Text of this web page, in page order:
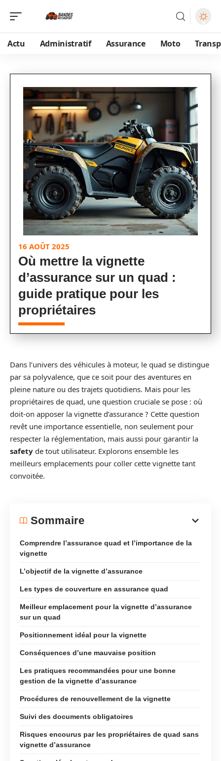
Actu Administratif Assurance Moto
16 AOÛT 2025
Où mettre la vignette
d’assurance sur un quad :
guide pratique pour les
propriétaires
Dans l’univers des véhicules à moteur, le quad se distingue
par sa polyvalence, que ce soit pour des aventures en
pleine nature ou des trajets quotidiens. Mais pour les
propriétaires de quad, une question cruciale se pose : où
doit-on apposer la vignette d’assurance ? Cette question
revêt une importance essentielle, non seulement pour
respecter la réglementation, mais aussi pour garantir la
safety de tout utilisateur. Explorons ensemble les
meilleurs emplacements pour coller cette vignette tant
convoitée.
Sommaire
Comprendre l’assurance quad et l’importance de la
vignette
L’objectif de la vignette d’assurance
Les types de couverture en assurance quad
Meilleur emplacement pour la vignette d’assurance
sur un quad
Positionnement idéal pour la vignette
Conséquences d’une mauvaise position
Les pratiques recommandées pour une bonne
gestion de la vignette d’assurance
Procédures de renouvellement de la vignette
Suivi des documents obligatoires
Risques encourus par les propriétaires de quad sans
vignette d’assurance